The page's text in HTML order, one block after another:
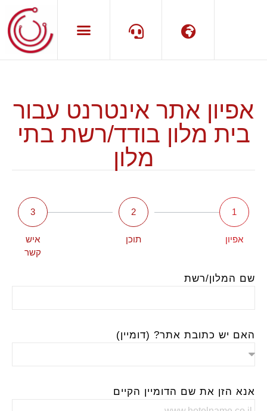
אפיון אתר אינטרנט עבור
בית מלון בודד/רשת בתי
מלון
1
אפיון
2
תוכן
3
איש
קשר
שם המלון/רשת
האם יש כתובת אתר? (דומיין)
אנא הזן את שם הדומיין הקיים